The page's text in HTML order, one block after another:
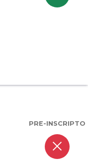
PRE-INSCRIPTO
close